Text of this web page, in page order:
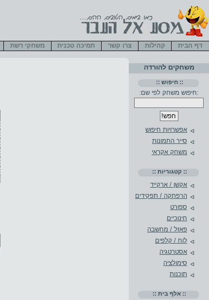
משחקים להורדה
:: חיפוש ::
:חיפוש משחק לפי שם:
אפשרויות חיפוש
סייר התמונות
משחק אקראי
:: קטגוריות ::
אקשן / ארקייד
הרפתקה / תפקידים
ספורט
חינוכיים
פאזל / מחשבה
לוח / קלפים
אסטרטגיה
סימולציה
תוכנות
:: אלף בית ::
דף הבית קהילות צרו קשר תמיכה טכנית משחקי רשת